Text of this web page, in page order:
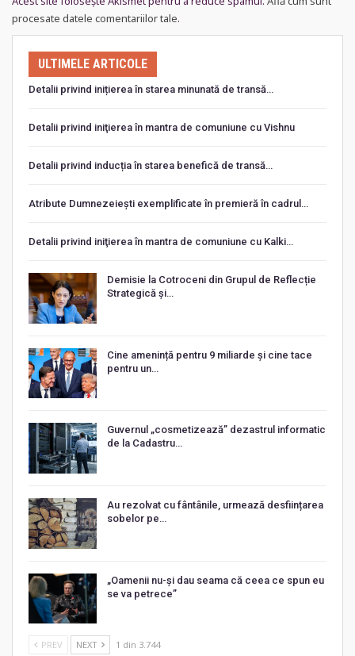
procesate datele comentariilor tale.
ULTIMELE ARTICOLE
Detalii privind inițierea în starea minunată de transă…
Detalii privind iniţierea în mantra de comuniune cu Vishnu
Detalii privind inducția în starea benefică de transă…
Atribute Dumnezeiești exemplificate în premieră în cadrul…
Detalii privind iniţierea în mantra de comuniune cu Kalki…
Demisie la Cotroceni din Grupul de Reflecție
Strategică și…
Cine amenință pentru 9 miliarde și cine tace
pentru un…
Guvernul „cosmetizează” dezastrul informatic
de la Cadastru…
Au rezolvat cu fântânile, urmează desființarea
sobelor pe…
„Oamenii nu-și dau seama că ceea ce spun eu
se va petrece”
PREV NEXT 1 din 3.744